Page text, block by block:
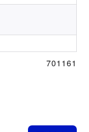
701161